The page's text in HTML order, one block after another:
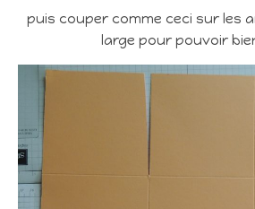
puis couper comme ceci sur les
large pour pouvoir